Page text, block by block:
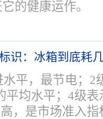
的健康运作。
识：冰箱到底耗
平，最节电；2
平均水平；4级
，是市场准入